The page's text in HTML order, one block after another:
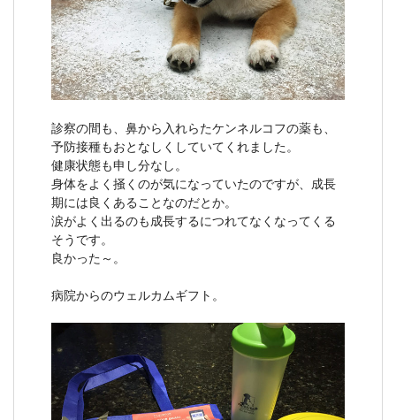
診察の間も、鼻から入れらたケンネルコフの薬も、
予防接種もおとなしくしていてくれました。
健康状態も申し分なし。
身体をよく掻くのが気になっていたのですが、成長
期には良くあることなのだとか。
涙がよく出るのも成長するにつれてなくなってくる
そうです。
良かった～。
病院からのウェルカムギフト。